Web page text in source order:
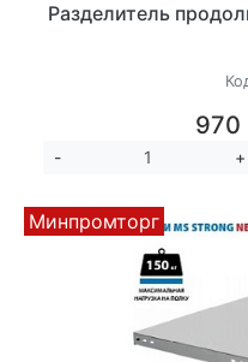
Разделитель
970
- +
Минпромторг